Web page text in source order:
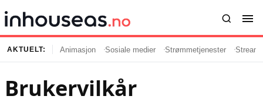
Innhold
AKTUELT: Animasjon Sosiale medier Strømmetjenester
Brukervilkår